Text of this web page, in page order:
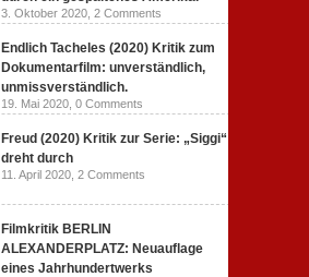
3. Oktober 2020, 2 Comments
Endlich Tacheles (2020) Kritik zum
Dokumentarfilm: unverständlich,
unmissverständlich.
19. Mai 2020, 0 Comments
Freud (2020) Kritik zur Serie: „Siggi“
dreht durch
11. April 2020, 2 Comments
Filmkritik BERLIN
ALEXANDERPLATZ: Neuauflage
eines Jahrhundertwerks